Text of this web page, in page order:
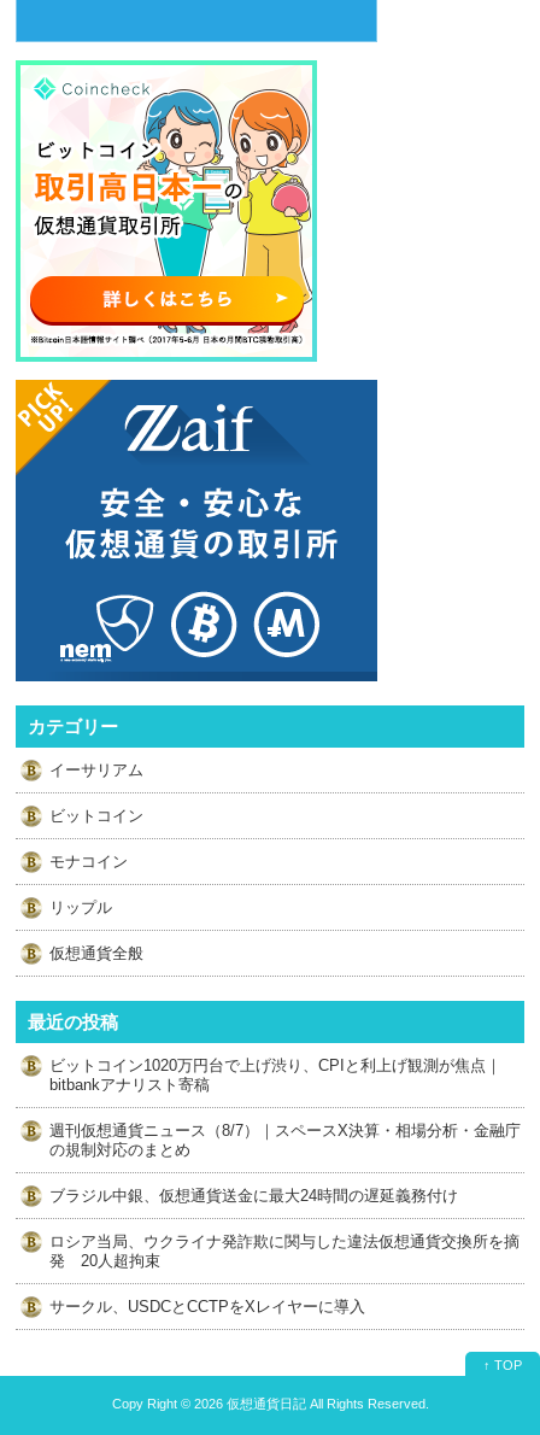
カテゴリー
イーサリアム
ビットコイン
モナコイン
リップル
仮想通貨全般
最近の投稿
ビットコイン1020万円台で上げ渋り、CPIと利上げ観測が焦点｜
bitbankアナリスト寄稿
週刊仮想通貨ニュース（8/7）｜スペースX決算・相場分析・金融庁
の規制対応のまとめ
ブラジル中銀、仮想通貨送金に最大24時間の遅延義務付け
ロシア当局、ウクライナ発詐欺に関与した違法仮想通貨交換所を摘
発 20人超拘束
サークル、USDCとCCTPをXレイヤーに導入
↑ TOP
Copy Right © 2026 仮想通貨日記All Rights Reserved.